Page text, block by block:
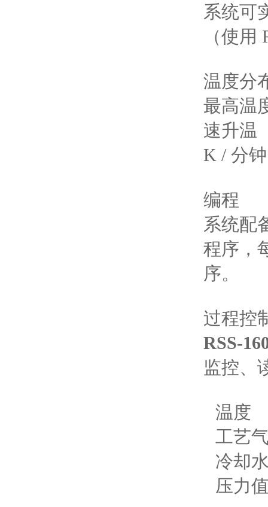
系统可
（使
温度分
最高温
速升温
K / 分
编程
系统配
程序，
序。
过程控
RSS-
监控、
温度
工艺
冷却
压力